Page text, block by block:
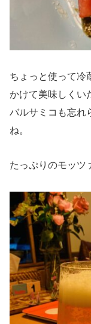
ちょっと使って冷
かけて美味しくい
バルサミコも忘れ
ね。
たっぷりのモッツ